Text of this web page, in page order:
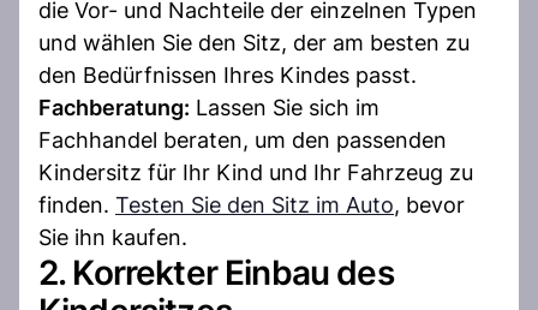
die Vor- und Nachteile der einzelnen Typen
und wählen Sie den Sitz, der am besten zu
den Bedürfnissen Ihres Kindes passt.
Fachberatung: Lassen Sie sich im
Fachhandel beraten, um den passenden
Kindersitz für Ihr Kind und Ihr Fahrzeug zu
finden. Testen Sie den Sitz im Auto, bevor
Sie ihn kaufen.
2. Korrekter Einbau des